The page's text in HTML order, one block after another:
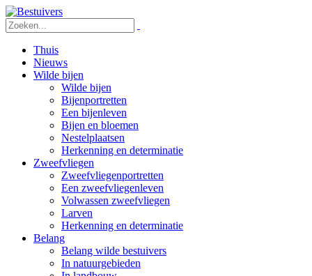
Thuis
Nieuws
Wilde bijen
Wilde bijen
Bijenportretten
Een bijenleven
Bijen en bloemen
Nestelplaatsen
Herkenning en determinatie
Zweefvliegen
Zweefvliegenportretten
Een zweefvliegenleven
Volwassen zweefvliegen
Larven
Herkenning en determinatie
Belang
Belang wilde bestuivers
In natuurgebieden